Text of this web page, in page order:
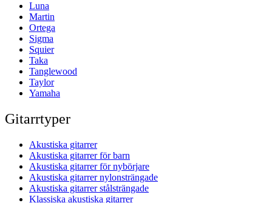
Luna
Martin
Ortega
Sigma
Squier
Taka
Tanglewood
Taylor
Yamaha
Gitarrtyper
Akustiska gitarrer
Akustiska gitarrer för barn
Akustiska gitarrer för nybörjare
Akustiska gitarrer nylonsträngade
Akustiska gitarrer stålsträngade
Klassiska akustiska gitarrer